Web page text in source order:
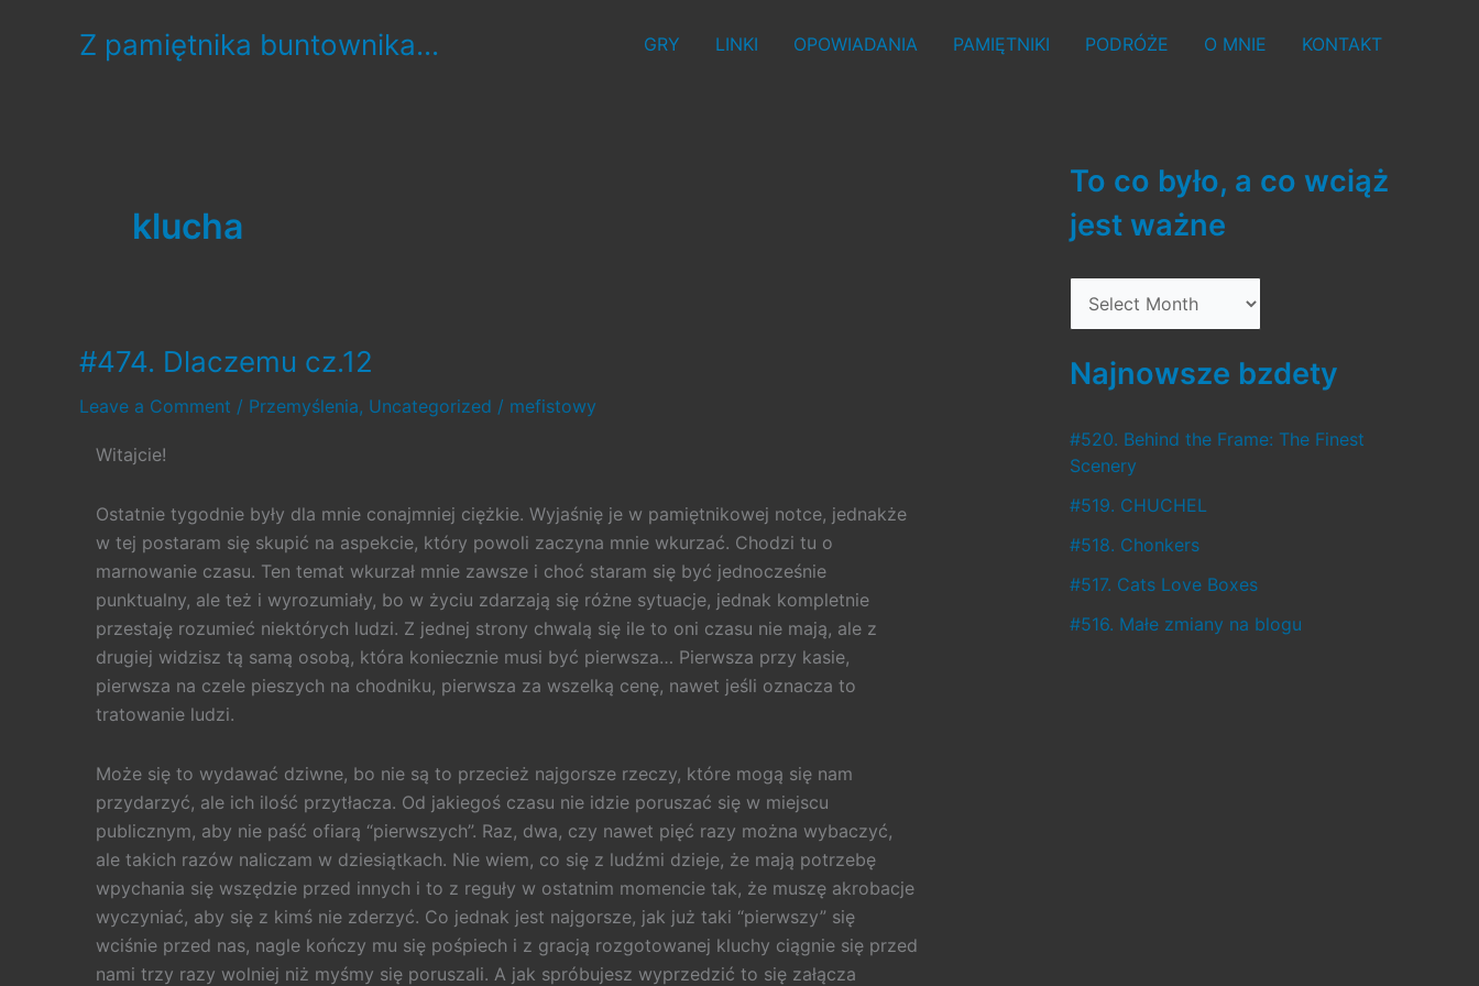
Z pamiętnika buntownika... GRY LINKI OPOWIADANIA PAMIĘTNIKI PODRÓŻE O MNIE KONTAKT
klucha
#474. Dlaczemu cz.12
Leave a Comment / Przemyślenia, Uncategorized / mefistowy
Witajcie!
Ostatnie tygodnie były dla mnie conajmniej ciężkie. Wyjaśnię je w pamiętnikowej notce, jednakże
w tej postaram się skupić na aspekcie, który powoli zaczyna mnie wkurzać. Chodzi tu o
marnowanie czasu. Ten temat wkurzał mnie zawsze i choć staram się być jednocześnie
punktualny, ale też i wyrozumiały, bo w życiu zdarzają się różne sytuacje, jednak kompletnie
przestaję rozumieć niektórych ludzi. Z jednej strony chwalą się ile to oni czasu nie mają, ale z
drugiej widzisz tą samą osobą, która koniecznie musi być pierwsza… Pierwsza przy kasie,
pierwsza na czele pieszych na chodniku, pierwsza za wszelką cenę, nawet jeśli oznacza to
tratowanie ludzi.
Może się to wydawać dziwne, bo nie są to przecież najgorsze rzeczy, które mogą się nam
przydarzyć, ale ich ilość przytłacza. Od jakiegoś czasu nie idzie poruszać się w miejscu
publicznym, aby nie paść ofiarą “pierwszych”. Raz, dwa, czy nawet pięć razy można wybaczyć,
ale takich razów naliczam w dziesiątkach. Nie wiem, co się z ludźmi dzieje, że mają potrzebę
wpychania się wszędzie przed innych i to z reguły w ostatnim momencie tak, że muszę akrobacje
wyczyniać, aby się z kimś nie zderzyć. Co jednak jest najgorsze, jak już taki “pierwszy” się
wciśnie przed nas, nagle kończy mu się pośpiech i z gracją rozgotowanej kluchy ciągnie się przed
nami trzy razy wolniej niż myśmy się poruszali. A jak spróbujesz wyprzedzić to się załącza
To co było, a co wciąż
jest ważne
o
c
b
y
ł
o
,
Najnowsze bzdety
#520. Behind the Frame: The Finest
Scenery
#519. CHUCHEL
#518. Chonkers
#517. Cats Love Boxes
#516. Małe zmiany na blogu